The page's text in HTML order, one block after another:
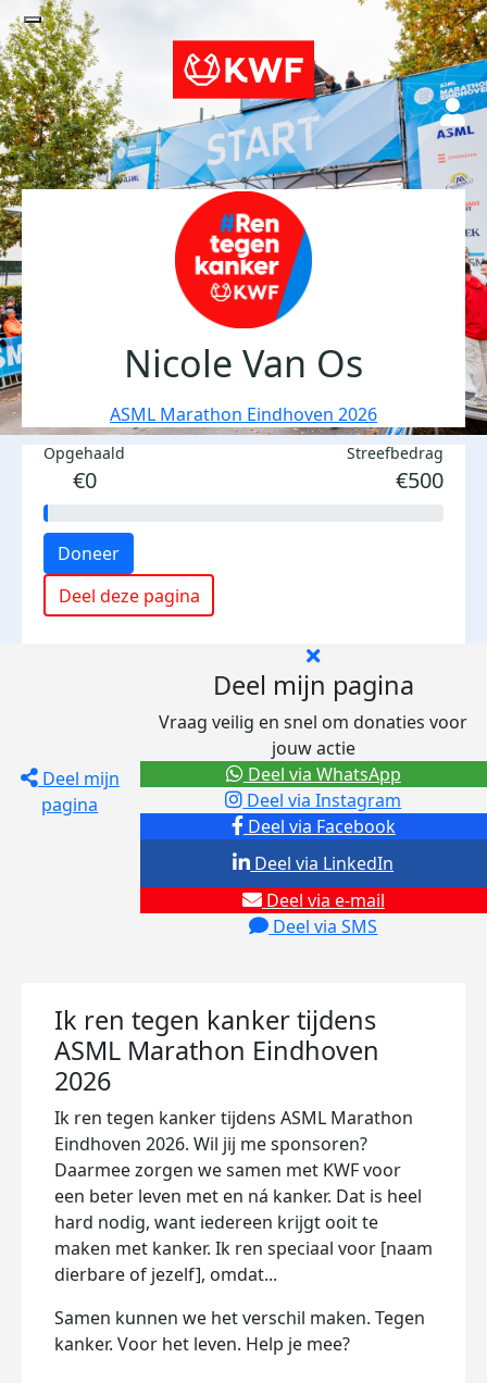
Nicole Van Os
ASML Marathon Eindhoven 2026
Opgehaald
€0
Streefbedrag
€500
Doneer
Deel deze pagina
Deel mijn
pagina
Deel mijn pagina
Vraag veilig en snel om donaties voor
jouw actie
Deel via Facebook
Deel via Instagram
Deel via e-mail
Deel via SMS
Deel via LinkedIn
Deel via WhatsApp
Ik ren tegen kanker tijdens
ASML Marathon Eindhoven
2026
Ik ren tegen kanker tijdens ASML Marathon
Eindhoven 2026. Wil jij me sponsoren?
Daarmee zorgen we samen met KWF voor
een beter leven met en ná kanker. Dat is heel
hard nodig, want iedereen krijgt ooit te
maken met kanker. Ik ren speciaal voor [naam
dierbare of jezelf], omdat...
Samen kunnen we het verschil maken. Tegen
kanker. Voor het leven. Help je mee?